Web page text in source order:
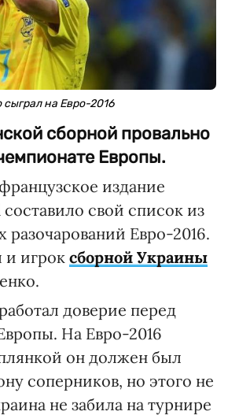
на Евро-2016
сборной провально
Европы.
издание
свой список из
разочарований Евро-2016.
и игрок сборной Украины
доверие перед
На Евро-2016
он должен был
соперников, но этого не
не забила на турнире